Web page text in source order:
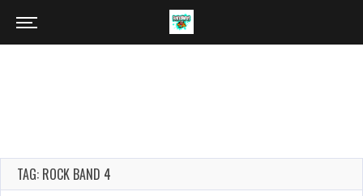
TAG: ROCK BAND 4